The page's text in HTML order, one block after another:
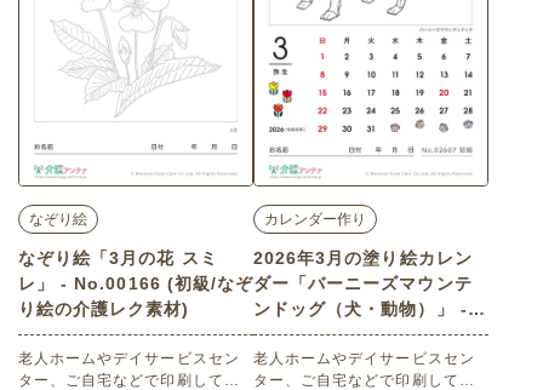
なぞり絵
なぞり絵「3月の花 スミ
レ」 - No.00166 (初級/なぞ
り絵の介護レク素材)
老人ホームやデイサービスセン
ター、ご自宅などで印刷してお
カレンダー作り
2026年3月の塗り絵カレン
ダー「バーニーズマウンテ
ンドッグ（犬・動物）」 - N
o.02607 (初級/カレンダー
作りの介護レク素材)
老人ホームやデイサービスセン
ター、ご自宅などで印刷してお